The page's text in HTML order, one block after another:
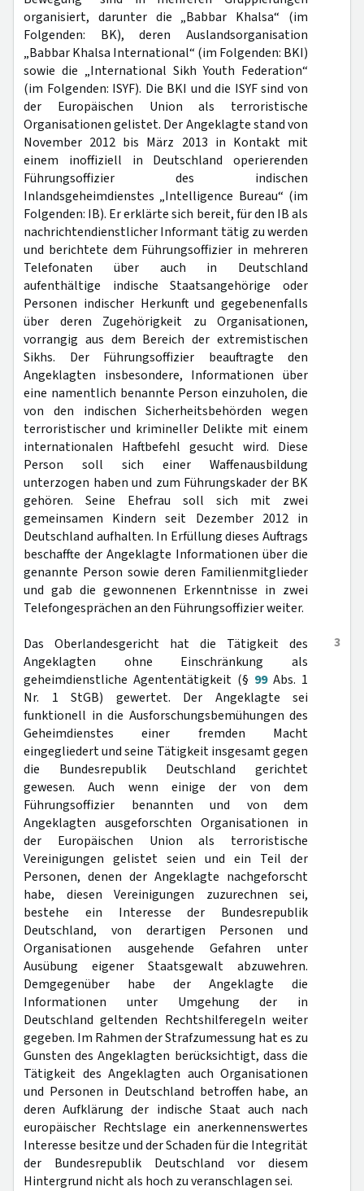
organisiert, darunter die „Babbar Khalsa“ (im
Folgenden: BK), deren Auslandsorganisation
„Babbar Khalsa International“ (im Folgenden: BKI)
sowie die „International Sikh Youth Federation“
(im Folgenden: ISYF). Die BKI und die ISYF sind von
der Europäischen Union als terroristische
Organisationen gelistet. Der Angeklagte stand von
November 2012 bis März 2013 in Kontakt mit
einem inoffiziell in Deutschland operierenden
Führungsoffizier des indischen
Inlandsgeheimdienstes „Intelligence Bureau“ (im
Folgenden: IB). Er erklärte sich bereit, für den IB als
nachrichtendienstlicher Informant tätig zu werden
und berichtete dem Führungsoffizier in mehreren
Telefonaten über auch in Deutschland
aufenthältige indische Staatsangehörige oder
Personen indischer Herkunft und gegebenenfalls
über deren Zugehörigkeit zu Organisationen,
vorrangig aus dem Bereich der extremistischen
Sikhs. Der Führungsoffizier beauftragte den
Angeklagten insbesondere, Informationen über
eine namentlich benannte Person einzuholen, die
von den indischen Sicherheitsbehörden wegen
terroristischer und krimineller Delikte mit einem
internationalen Haftbefehl gesucht wird. Diese
Person soll sich einer Waffenausbildung
unterzogen haben und zum Führungskader der BK
gehören. Seine Ehefrau soll sich mit zwei
gemeinsamen Kindern seit Dezember 2012 in
Deutschland aufhalten. In Erfüllung dieses Auftrags
beschaffte der Angeklagte Informationen über die
genannte Person sowie deren Familienmitglieder
und gab die gewonnenen Erkenntnisse in zwei
Telefongesprächen an den Führungsoffizier weiter.
3
Das Oberlandesgericht hat die Tätigkeit des
Angeklagten ohne Einschränkung als
geheimdienstliche Agententätigkeit (§ 99Abs. 1
Nr. 1 StGB) gewertet. Der Angeklagte sei
funktionell in die Ausforschungsbemühungen des
Geheimdienstes einer fremden Macht
eingegliedert und seine Tätigkeit insgesamt gegen
die Bundesrepublik Deutschland gerichtet
gewesen. Auch wenn einige der von dem
Führungsoffizier benannten und von dem
Angeklagten ausgeforschten Organisationen in
der Europäischen Union als terroristische
Vereinigungen gelistet seien und ein Teil der
Personen, denen der Angeklagte nachgeforscht
habe, diesen Vereinigungen zuzurechnen sei,
bestehe ein Interesse der Bundesrepublik
Deutschland, von derartigen Personen und
Organisationen ausgehende Gefahren unter
Ausübung eigener Staatsgewalt abzuwehren.
Demgegenüber habe der Angeklagte die
Informationen unter Umgehung der in
Deutschland geltenden Rechtshilferegeln weiter
gegeben. Im Rahmen der Strafzumessung hat es zu
Gunsten des Angeklagten berücksichtigt, dass die
Tätigkeit des Angeklagten auch Organisationen
und Personen in Deutschland betroffen habe, an
deren Aufklärung der indische Staat auch nach
europäischer Rechtslage ein anerkennenswertes
Interesse besitze und der Schaden für die Integrität
der Bundesrepublik Deutschland vor diesem
Hintergrund nicht als hoch zu veranschlagen sei.